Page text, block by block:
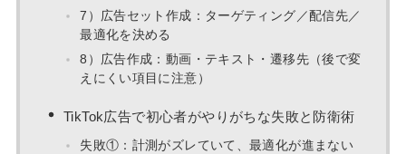
7）広告セット作成：ターゲティング／配信先／
最適化を決める
8）広告作成：動画・テキスト・遷移先（後で変
えにくい項目に注意）
TikTok広告で初心者がやりがちな失敗と防衛術
失敗①：計測がズレていて、最適化が進まない